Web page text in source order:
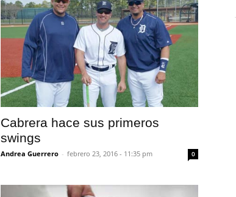
Cabrera hace sus primeros
swings
Andrea Guerrero - febrero 23, 2016 - 11:35 pm 0